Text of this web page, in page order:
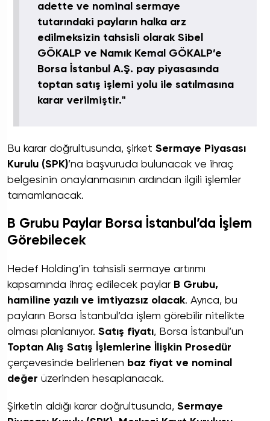
adette ve nominal sermaye
tutarındaki payların halka arz
edilmeksizin tahsisli olarak Sibel
GÖKALP ve Namık Kemal GÖKALP’e
Borsa İstanbul A.Ş. pay piyasasında
toptan satış işlemi yolu ile satılmasına
karar verilmiştir."
Bu karar doğrultusunda, şirket Sermaye Piyasası
Kurulu (SPK)’na başvuruda bulunacak ve ihraç
belgesinin onaylanmasının ardından ilgili işlemler
tamamlanacak.
B Grubu Paylar Borsa İstanbul’da İşlem
Görebilecek
Hedef Holding’in tahsisli sermaye artırımı
kapsamında ihraç edilecek paylar B Grubu,
hamiline yazılı ve imtiyazsız olacak. Ayrıca, bu
payların Borsa İstanbul’da işlem görebilir nitelikte
olması planlanıyor. Satış fiyatı, Borsa İstanbul’un
Toptan Alış Satış İşlemlerine İlişkin Prosedür
çerçevesinde belirlenen baz fiyat ve nominal
değer üzerinden hesaplanacak.
Şirketin aldığı karar doğrultusunda, Sermaye